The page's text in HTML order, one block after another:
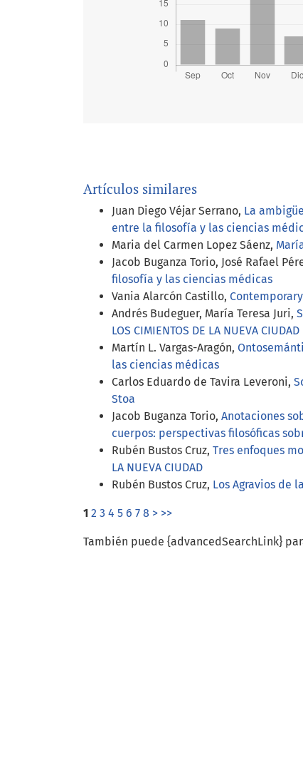
Artículos similares
Juan Diego Véjar Serrano, La
entre la filosofía y las ciencias
Maria del Carmen Lopez Sáenz,
Jacob Buganza Torio, José Rafael
filosofía y las ciencias médicas
Vania Alarcón Castillo,
Andrés Budeguer, María Teresa Juri,
LOS CIMIENTOS DE LA NUEVA CIUDAD
Martín L. Vargas-Aragón,
las ciencias médicas
Carlos Eduardo de Tavira Leveroni,
Stoa
Jacob Buganza Torio, Anotaciones
cuerpos: perspectivas filosóficas
Rubén Bustos Cruz, Tres enfoques
LA NUEVA CIUDAD
Rubén Bustos Cruz, Los Agravios de
1 2 3 4 5 6 7 8 > >>
También puede {advancedSearchLink}